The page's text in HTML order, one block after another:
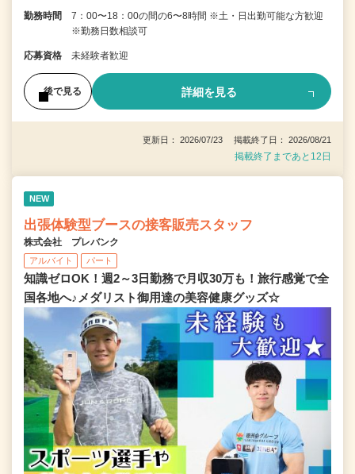
勤務時間
7：00〜18：00の間の6〜8時間 ※土・日出勤可能な方歓迎
※勤務日数相談可
応募資格 未経験者歓迎
後で見る 詳細を見る
更新日： 2026/07/23 掲載終了日： 2026/08/21
掲載終了まであと12日
NEW
出張体験型ブースの接客販売スタッフ
株式会社 プレバンク
アルバイト パート
知識ゼロOK！週2～3日勤務で月収30万も！旅行感覚で全
国各地へ♪メダリスト御用達の美容健康グッズ☆